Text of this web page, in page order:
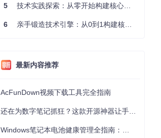
5 技术实践探索：从零开始构建核心系统的实践指南
6 亲手锻造技术引擎：从0到1构建核心系统的实践指南
最新内容推荐
AcFunDown视频下载工具完全指南